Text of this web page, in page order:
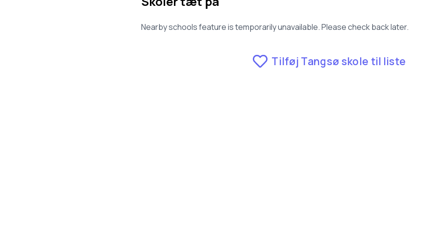
Nearby schools feature is temporarily unavailable. Please check back later.
Tilføj Tangsø skole til liste